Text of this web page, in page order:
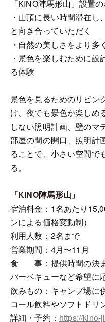
「KINO陣馬形山」設置
・山頂に長い時間滞在
と向き合っていただく
・自然の美しさをより多
・景色を楽しむために
る体験
景色を見るためのリビン
け、夜でも景色が楽しめ
しない照明計画、壁のマ
部屋の間の開口、照明計
ることで、小さい空間で
る。
「KINO陣馬形山」
宿泊料金：1名あたり
ンによる価格変動制）
利用人数：2名まで
営業期間：4月〜11月
食 事：提供時間の決ま
バーベキューなど希望に
飲みもの：キャンプ場に
コール飲料やソフトドリ
詳細・予約： https://kino-